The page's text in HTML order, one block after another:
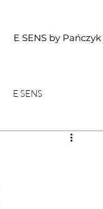
E SENS by Pańczyk
E SENS